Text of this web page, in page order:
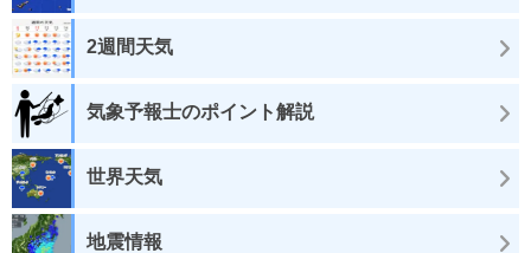
2週間天気
気象予報士のポイント解説
世界天気
地震情報